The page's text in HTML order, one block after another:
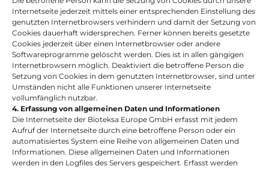
Internetseite jederzeit mittels einer entsprechenden Einstellung des
genutzten Internetbrowsers verhindern und damit der Setzung von
Cookies dauerhaft widersprechen. Ferner können bereits gesetzte
Cookies jederzeit über einen Internetbrowser oder andere
Softwareprogramme gelöscht werden. Dies ist in allen gängigen
Internetbrowsern möglich. Deaktiviert die betroffene Person die
Setzung von Cookies in dem genutzten Internetbrowser, sind unter
Umständen nicht alle Funktionen unserer Internetseite
vollumfänglich nutzbar.
4. Erfassung von allgemeinen Daten und Informationen
Die Internetseite der Bioteksa Europe GmbH erfasst mit jedem
Aufruf der Internetseite durch eine betroffene Person oder ein
automatisiertes System eine Reihe von allgemeinen Daten und
Informationen. Diese allgemeinen Daten und Informationen
werden in den Logfiles des Servers gespeichert. Erfasst werden